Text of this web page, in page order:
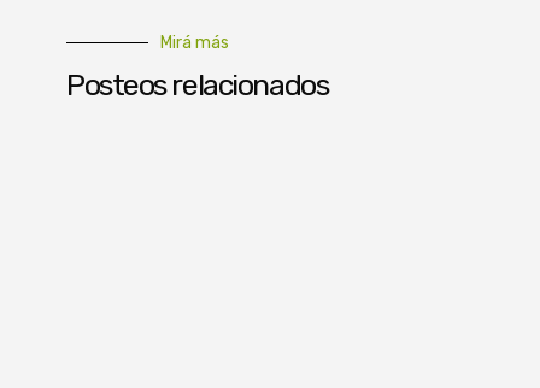
Mirá más
Posteos relacionados